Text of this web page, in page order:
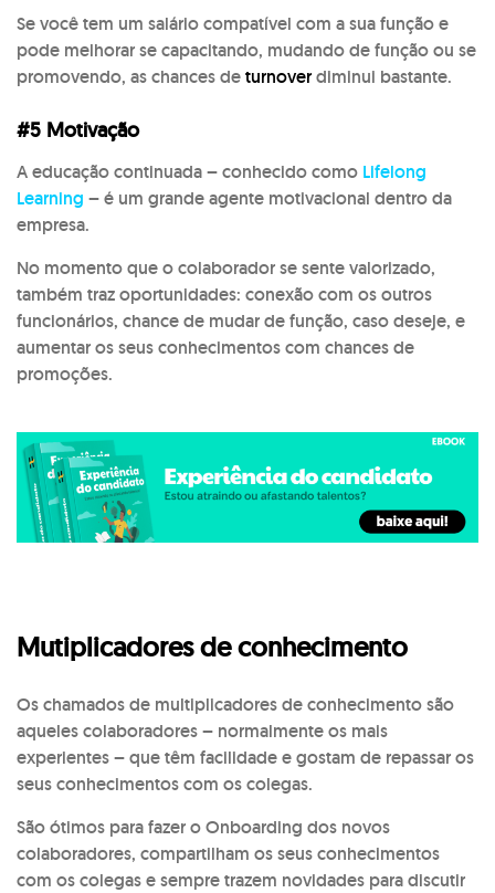
Se você tem um salário compatível com a sua função e
pode melhorar se capacitando, mudando de função ou se
promovendo, as chances deturnoverdiminui bastante.
#5 Motivação
A educação continuada – conhecido como Lifelong
Learning – é um grande agente motivacional dentro da
empresa.
No momento que o colaborador se sente valorizado,
também traz oportunidades: conexão com os outros
funcionários, chance de mudar de função, caso deseje, e
aumentar os seus conhecimentos com chances de
promoções.
Mutiplicadores de conhecimento
Os chamados de multiplicadores de conhecimento são
aqueles colaboradores – normalmente os mais
experientes – que têm facilidade e gostam de repassar os
seus conhecimentos com os colegas.
São ótimos para fazer o Onboarding dos novos
colaboradores, compartilham os seus conhecimentos
com os colegas e sempre trazem novidades para discutir